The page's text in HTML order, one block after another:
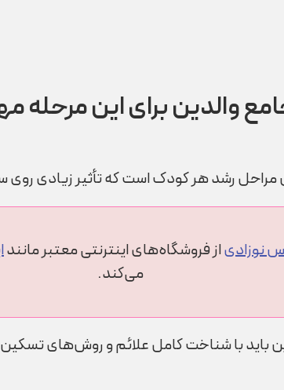
والدین برای این
رشد هر کودک است که تأثیر زیادی
نوزادیاز فروشگاه‌های اینترنتی معتبر مانند
می‌کند.
باید با شناخت کامل علائم و روش‌های تسکین